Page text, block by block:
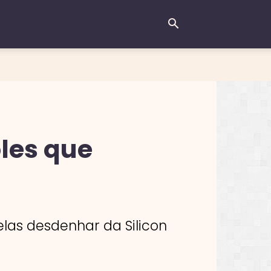
que
desdenhar da Silicon